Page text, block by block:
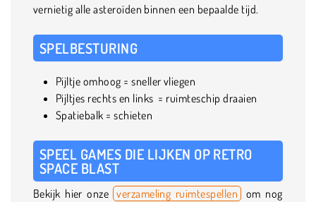
vernietig alle asteroïden binnen een bepaalde tijd.
SPELBESTURING
Pijltje omhoog = sneller vliegen
Pijltjes rechts en links = ruimteschip draaien
Spatiebalk = schieten
SPEEL GAMES DIE LIJKEN OP RETRO
SPACE BLAST
Bekijk hier onze verzameling ruimtespellen
om nog